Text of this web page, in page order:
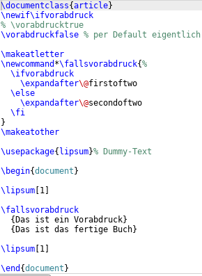
\documentclass{article}
\newif\ifvorabdruck
% \vorabdrucktrue
\vorabdruckfalse % per Default eigentlich
\makeatletter
\newcommand *\fallsvorabdruck{%
\ifvorabdruck
\expandafter\@firstoftwo
\else
\expandafter\@secondoftwo
\fi
}
\makeatother
\usepackage{ lipsum}% Dummy-Text
\begin{document }
\lipsum 1
\fallsvorabdruck
{ Das ist ein Vorabdruck}
{ Das ist das fertige Buch}
\lipsum 1
\end {document }